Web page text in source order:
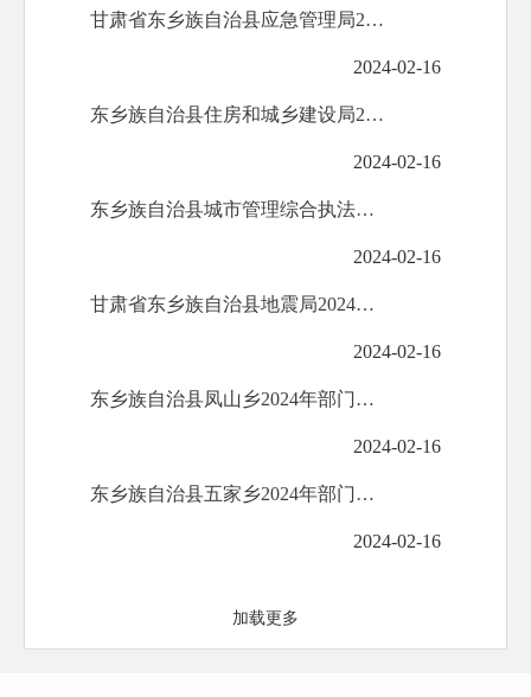
甘肃省东乡族自治县应急管理局2024年部门预算公开
2024-02-16
东乡族自治县住房和城乡建设局2024年部门预算公开
2024-02-16
东乡族自治县城市管理综合执法局2024年部门预算公开
2024-02-16
甘肃省东乡族自治县地震局2024年部门预算公开
2024-02-16
东乡族自治县凤山乡2024年部门预算公开
2024-02-16
东乡族自治县五家乡2024年部门预算公开
2024-02-16
加载更多